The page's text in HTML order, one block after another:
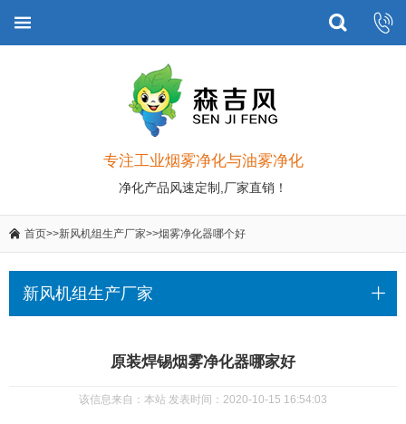
专注工业烟雾净化与油雾净化
净化产品风速定制,厂家直销！
首页>>新风机组生产厂家>>烟雾净化器哪个好
新风机组生产厂家
原装焊锡烟雾净化器哪家好
该信息来自：本站 发表时间：2020-10-15 16:54:03